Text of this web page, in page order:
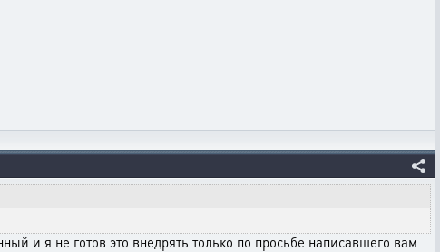
и я не готов это внедрять только по просьбе написавшего вам